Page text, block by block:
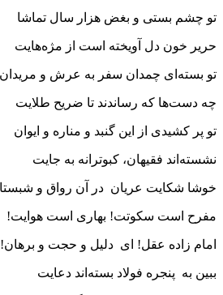
حریر خون دل آویخته است از مژه‌هایت
چه دست‌ها که رساندند تا ضریح طلایت
نشسته‌اند فقیهان، کبوترانه به جایت
امام زاده عقل! ای دلیل و حجت و برهان!